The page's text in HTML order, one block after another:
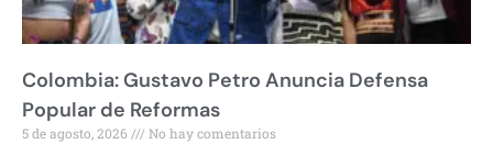
Colombia: Gustavo Petro Anuncia Defensa
Popular de Reformas
5 de agosto, 2026 No hay comentarios